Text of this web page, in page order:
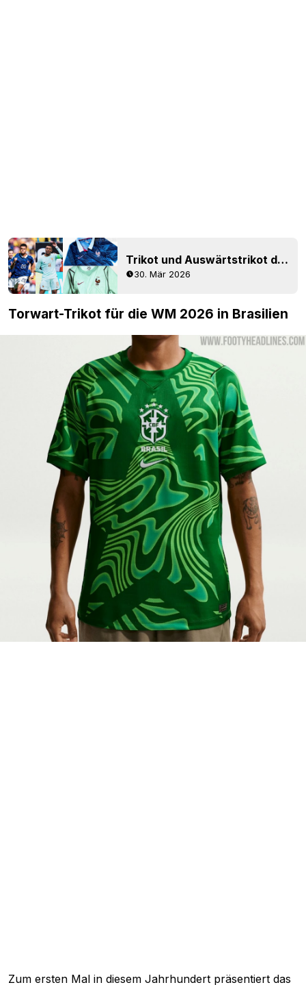
Trikot und Auswärtstrikot der französischen Nationalmannschaft für die WM 2026 vorgestellt – Debüt auf dem Spielfeld
30. Mär 2026
Torwart-Trikot für die WM 2026 in Brasilien
Zum ersten Mal in diesem Jahrhundert präsentiert das